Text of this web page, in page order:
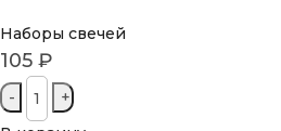
Наборы свечей
105 ₽